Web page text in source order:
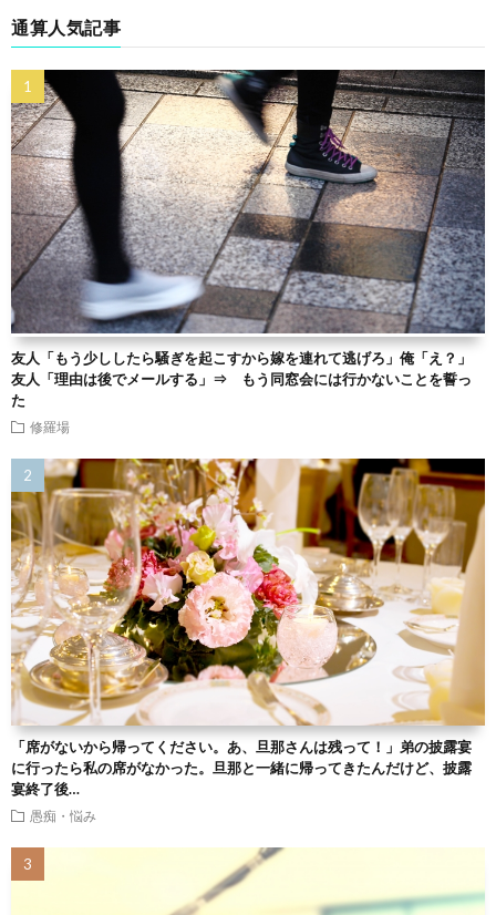
通算人気記事
友人「もう少ししたら騒ぎを起こすから嫁を連れて逃げろ」俺「え？」
友人「理由は後でメールする」⇒ もう同窓会には行かないことを誓っ
た
修羅場
「席がないから帰ってください。あ、旦那さんは残って！」弟の披露宴
に行ったら私の席がなかった。旦那と一緒に帰ってきたんだけど、披露
宴終了後…
愚痴・悩み